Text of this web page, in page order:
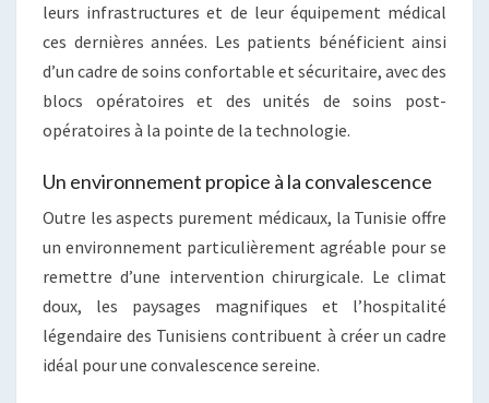
leurs infrastructures et de leur équipement médical
ces dernières années. Les patients bénéficient ainsi
d’un cadre de soins confortable et sécuritaire, avec des
blocs opératoires et des unités de soins post-
opératoires à la pointe de la technologie.
Un environnement propice à la convalescence
Outre les aspects purement médicaux, la Tunisie offre
un environnement particulièrement agréable pour se
remettre d’une intervention chirurgicale. Le climat
doux, les paysages magnifiques et l’hospitalité
légendaire des Tunisiens contribuent à créer un cadre
idéal pour une convalescence sereine.